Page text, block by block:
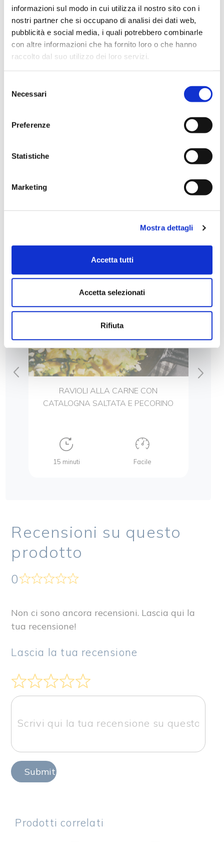
informazioni sul modo in cui utilizza il nostro sito con i
nostri partner che si occupano di analisi dei dati web,
pubblicità e social media, i quali potrebbero combinarle
con altre informazioni che ha fornito loro o che hanno
raccolto dal suo utilizzo dei loro servizi.
delNecessari
Preferenze
Statistiche
Marketing
Mostra dettagli
Accetta tutti
Accetta selezionati
Rifiuta
rustico e deciso.
Quali sughi usare con i Ravioli
integrale ripiena?
LE NOSTRE RICETTE
RAVIOLI ALLA CARNE CON
CATALOGNA SALTATA E PECORINO
15 minuti Facile
Recensioni su questo
prodotto
0
Non ci sono ancora recensioni. Lascia qui la
tua recensione!
Lascia la tua recensione
Submit Review
Prodotti correlati